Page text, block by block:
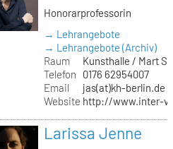
Honorarprofessorin
→ Lehrangebote
→ Lehrangebote (Archiv)
Raum
Kunsthalle / Mart
Telefon
0176 62954007
Email
jas(at)kh-berlin.de
Website http://www.inter-
Larissa Jenne